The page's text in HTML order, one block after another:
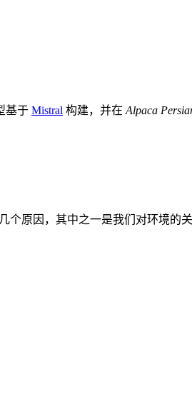
基于 Mistral 构建，并在 Alpaca
个原因，其中之一是我们对环境